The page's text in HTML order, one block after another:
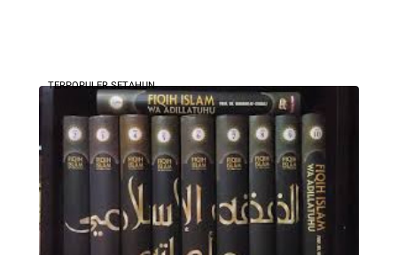
TERPOPULER SETAHUN